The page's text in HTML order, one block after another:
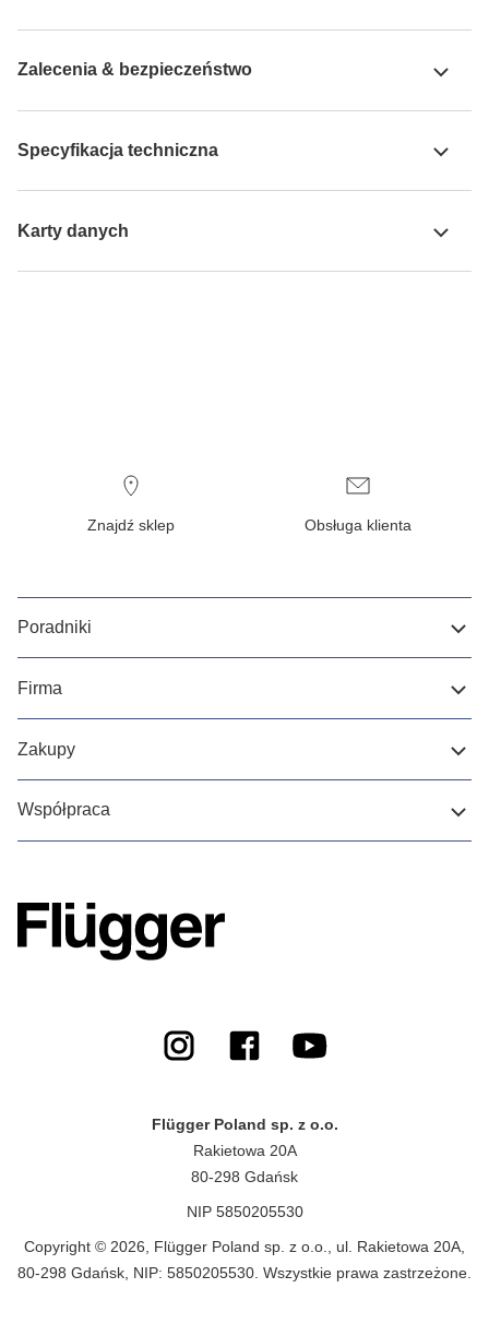
Zalecenia & bezpieczeństwo
Specyfikacja techniczna
Karty danych
Znajdź sklep Obsługa klienta
Poradniki
Firma
Zakupy
Współpraca
Flügger Poland sp. z o.o.
Rakietowa 20A
80-298 Gdańsk
NIP 5850205530
Copyright © 2026, Flügger Poland sp. z o.o., ul. Rakietowa 20A,
80-298 Gdańsk, NIP: 5850205530. Wszystkie prawa zastrzeżone.